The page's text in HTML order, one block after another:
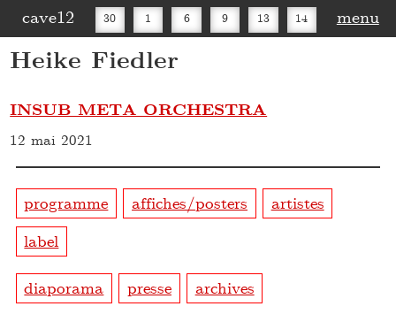
cave12 30 1 6 9 13 14
16 20
menu
Heike Fiedler
INSUB META ORCHESTRA
12 mai 2021
programme affiches/posters
artistes
label
diaporama presse archives